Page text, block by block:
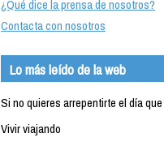
¿Qué dice la prensa de nosotros?
Contacta con nosotros
Lo más leído de la web
Si no quieres arrepentirte el día
Vivir viajando